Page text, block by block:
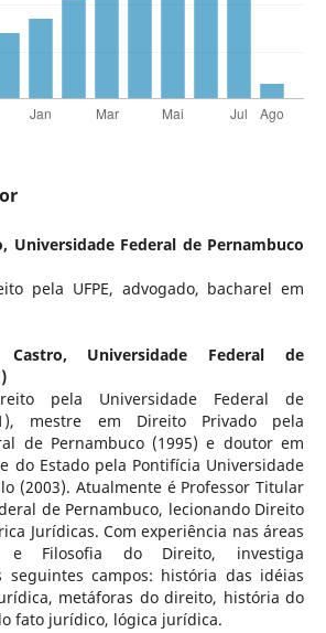
Universidade Federal de Pernambuco
pela UFPE, advogado, bacharel em
Castro, Universidade Federal de
pela Universidade Federal de
mestre em Direito Privado pela
de Pernambuco (1995) e doutor em
do Estado pela Pontifícia Universidade
(2003). Atualmente é Professor Titular
de Pernambuco, lecionando Direito
Jurídicas. Com experiência nas áreas
Filosofia do Direito, investiga
seguintes campos: história das idéias
metáforas do direito, história do
fato jurídico, lógica jurídica.